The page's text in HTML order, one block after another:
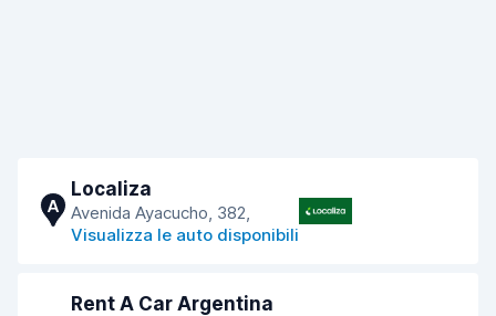
A
Localiza
Avenida Ayacucho, 382,
Visualizza le auto disponibili
Rent A Car Argentina